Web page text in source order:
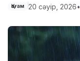
Қоғам 20 сәуір, 2026•